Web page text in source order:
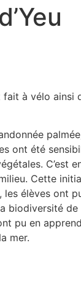
à vélo
ont été
C’est
Cette
élèves ont
de
pu en
mer.